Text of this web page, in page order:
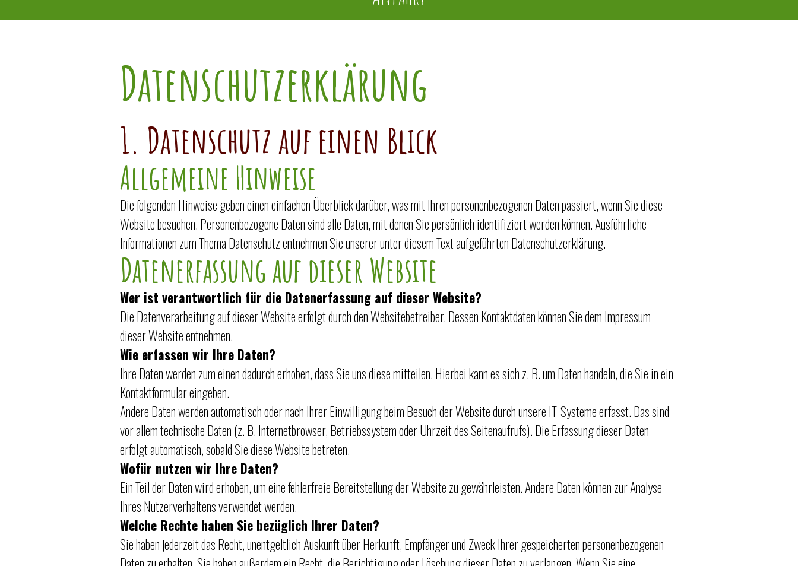
Datenschutzerklärung
1. Datenschutz auf einen Blick
Allgemeine Hinweise
Die folgenden Hinweise geben einen einfachen Überblick darüber, was mit Ihren personenbezogenen Daten passiert, wenn Sie diese
Website besuchen. Personenbezogene Daten sind alle Daten, mit denen Sie persönlich identifiziert werden können. Ausführliche
Informationen zum Thema Datenschutz entnehmen Sie unserer unter diesem Text aufgeführten Datenschutzerklärung.
Datenerfassung auf dieser Website
Wer ist verantwortlich für die Datenerfassung auf dieser Website?
Die Datenverarbeitung auf dieser Website erfolgt durch den Websitebetreiber. Dessen Kontaktdaten können Sie dem Impressum
dieser Website entnehmen.
Wie erfassen wir Ihre Daten?
Ihre Daten werden zum einen dadurch erhoben, dass Sie uns diese mitteilen. Hierbei kann es sich z. B. um Daten handeln, die Sie in ein
Kontaktformular eingeben.
Andere Daten werden automatisch oder nach Ihrer Einwilligung beim Besuch der Website durch unsere IT-Systeme erfasst. Das sind
vor allem technische Daten (z. B. Internetbrowser, Betriebssystem oder Uhrzeit des Seitenaufrufs). Die Erfassung dieser Daten
erfolgt automatisch, sobald Sie diese Website betreten.
Wofür nutzen wir Ihre Daten?
Ein Teil der Daten wird erhoben, um eine fehlerfreie Bereitstellung der Website zu gewährleisten. Andere Daten können zur Analyse
Ihres Nutzerverhaltens verwendet werden.
Welche Rechte haben Sie bezüglich Ihrer Daten?
Sie haben jederzeit das Recht, unentgeltlich Auskunft über Herkunft, Empfänger und Zweck Ihrer gespeicherten personenbezogenen